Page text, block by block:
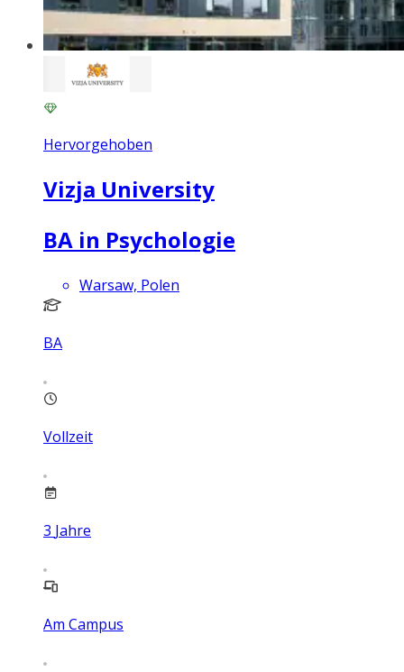
Hervorgehoben
Vizja University
BA in Psychologie
Warsaw, Polen
BA
Vollzeit
3 Jahre
Am Campus